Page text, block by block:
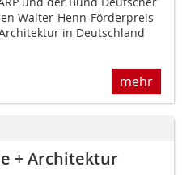
Walter-Henn-Förderpreis
in Deutschland
mehr
+ Architektur